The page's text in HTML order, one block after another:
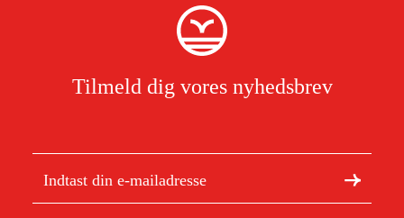
Tilmeld dig vores nyhedsbrev